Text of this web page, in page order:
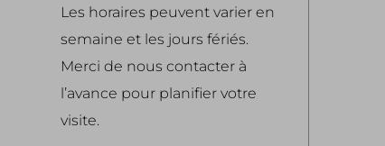
Les horaires peuvent varier en
semaine et les jours fériés.
Merci de nous contacter à
l’avance pour planifier votre
visite.